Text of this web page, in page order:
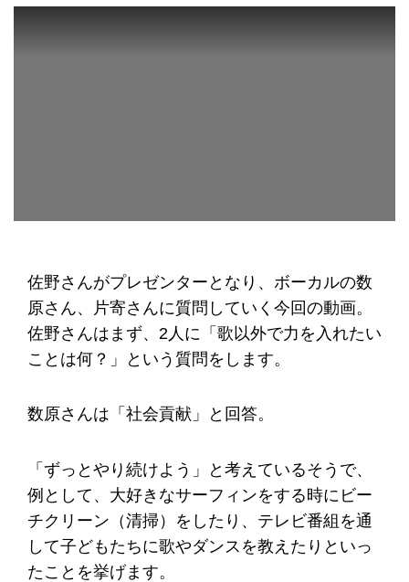
佐野さんがプレゼンターとなり、ボーカルの数
原さん、片寄さんに質問していく今回の動画。
佐野さんはまず、2人に「歌以外で力を入れたい
ことは何？」という質問をします。
数原さんは「社会貢献」と回答。
「ずっとやり続けよう」と考えているそうで、
例として、大好きなサーフィンをする時にビー
チクリーン（清掃）をしたり、テレビ番組を通
して子どもたちに歌やダンスを教えたりといっ
たことを挙げます。